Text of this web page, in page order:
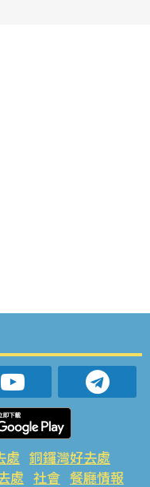
處 銅鑼灣好去處
處 社會 餐廳情報